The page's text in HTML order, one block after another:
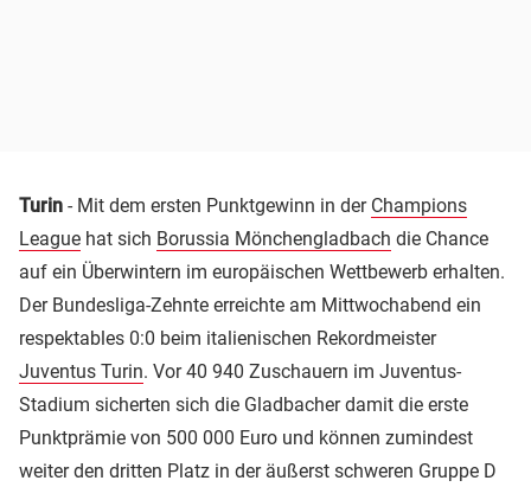
Turin - Mit dem ersten Punktgewinn in der Champions
League hat sich Borussia Mönchengladbach die Chance
auf ein Überwintern im europäischen Wettbewerb erhalten.
Der Bundesliga-Zehnte erreichte am Mittwochabend ein
respektables 0:0 beim italienischen Rekordmeister
Juventus Turin. Vor 40 940 Zuschauern im Juventus-
Stadium sicherten sich die Gladbacher damit die erste
Punktprämie von 500 000 Euro und können zumindest
weiter den dritten Platz in der äußerst schweren Gruppe D